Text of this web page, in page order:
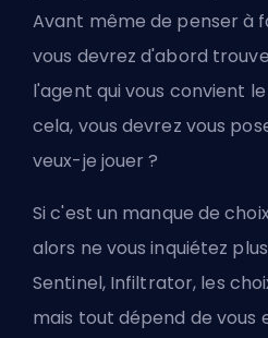
Avant même de penser à
vous devrez d'abord
l'agent qui vous convient
cela, vous devrez vous
veux-je jouer ?
Si c'est un manque de
alors ne vous inquiétez
Sentinel, Infiltrator, les
mais tout dépend de vous